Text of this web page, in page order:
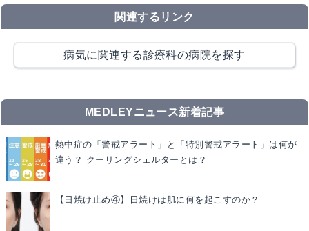
関連するリンク
病気に関連する診療科の病院を探す
MEDLEYニュース新着記事
熱中症の「警戒アラート」と「特別警戒アラート」は何が
違う？ クーリングシェルターとは？
【日焼け止め④】日焼けは肌に何を起こすのか？